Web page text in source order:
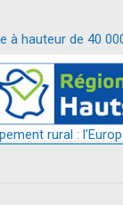
à hauteur de 40
et commerces de
rural :